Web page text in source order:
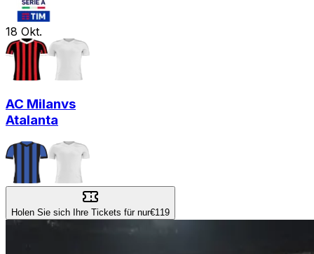
18 Okt.
AC Milanvs
Atalanta
Holen Sie sich Ihre Tickets für nur€119